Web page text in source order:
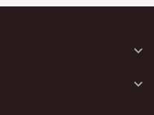

